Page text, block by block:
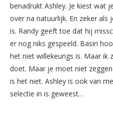
benadrukt Ashley. Je kiest wat
over na natuurlijk. En zeker
is. Randy geeft toe dat hij
er nog niks gespeeld. Basiri
het niet willekeurigs is. Maar ik
doet. Maar je moet niet
is het niet. Ashley is ook van
selectie in is geweest…